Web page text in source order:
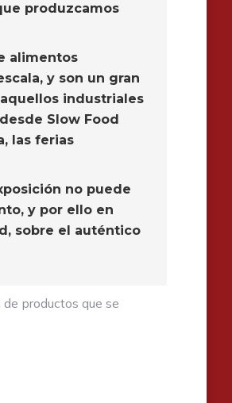
produzcamos
alimentos
y son un gran
industriales
Slow Food
las ferias
no puede
y por ello en
sobre el auténtico
productos que se